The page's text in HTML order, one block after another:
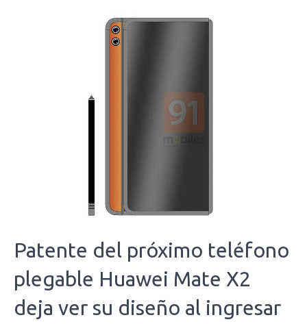
Patente del próximo teléfono
plegable Huawei Mate X2
deja ver su diseño al ingresar